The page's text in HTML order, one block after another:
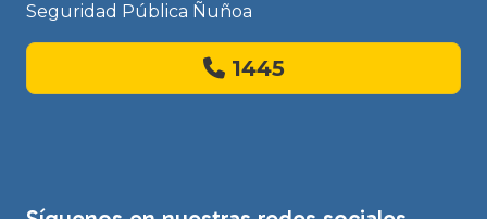
Seguridad Pública Ñuñoa
1445